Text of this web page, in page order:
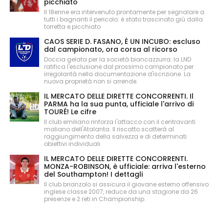
Il 18enne era intervenuto prontamente per segnalare a
tutti i bagnanti il pericolo: è stato trascinato giù dalla
torretta e picchiato
CAOS SERIE D. FASANO, È UN INCUBO: escluso
dal campionato, ora corsa al ricorso
Doccia gelata per la società biancazzurra: la LND
ratifica l'esclusione dal prossimo campionato per
irregolarità nella documentazione d'iscrizione. La
nuova proprietà non si arrende.
IL MERCATO DELLE DIRETTE CONCORRENTI. Il
PARMA ha la sua punta, ufficiale l'arrivo di
TOURÉ! Le cifre
Il club emiliano rinforza l'attacco con il centravanti
maliano dell'Atalanta. Il riscatto scatterà al
raggiungimento della salvezza e di determinati
obiettivi individuali.
IL MERCATO DELLE DIRETTE CONCORRENTI.
MONZA-ROBINSON, è ufficiale: arriva l'esterno
del Southampton! I dettagli
Il club brianzolo si assicura il giovane esterno offensivo
inglese classe 2007, reduce da una stagione da 26
presenze e 2 reti in Championship.